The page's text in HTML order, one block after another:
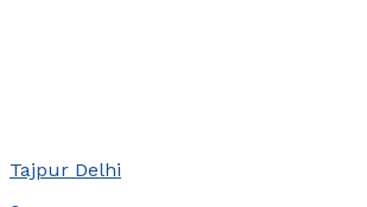
Tajpur Delhi